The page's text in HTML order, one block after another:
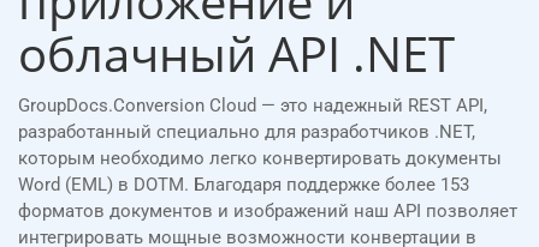
облачный API .NET
GroupDocs.Conversion Cloud — это надежный REST API,
разработанный специально для разработчиков .NET,
которым необходимо легко конвертировать документы
Word (EML) в DOTM. Благодаря поддержке более 153
форматов документов и изображений наш API позволяет
интегрировать мощные возможности конвертации в